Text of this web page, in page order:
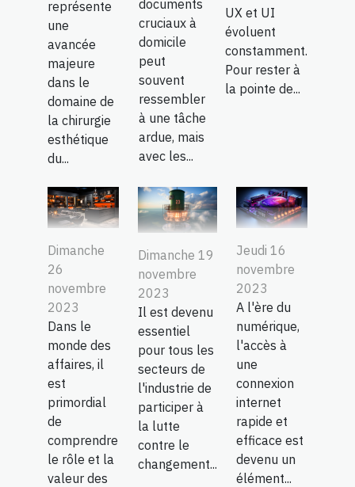
représente
une
avancée
majeure
dans le
domaine de
la chirurgie
esthétique
du...
documents
cruciaux à
domicile
peut
souvent
ressembler
à une tâche
ardue, mais
avec les...
UX et UI
évoluent
constamment.
Pour rester à
la pointe de...
Dimanche
26
novembre
2023
Dans le
monde des
affaires, il
est
primordial
de
comprendre
le rôle et la
valeur des
Dimanche 19
novembre
2023
Il est devenu
essentiel
pour tous les
secteurs de
l'industrie de
participer à
la lutte
contre le
changement...
Jeudi 16
novembre
2023
A l'ère du
numérique,
l'accès à
une
connexion
internet
rapide et
efficace est
devenu un
élément...